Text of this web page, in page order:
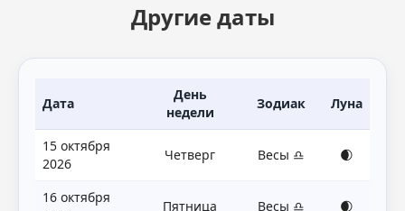
Другие даты
Дата
День
недели
Зодиак Луна
15 октября
2026
Четверг Весы ♎ 🌒
16 октября
Пятница Весы ♎ 🌒